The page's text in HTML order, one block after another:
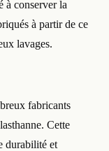
à conserver la
à partir de ce
lavages.
fabricants
Cette
durabilité et